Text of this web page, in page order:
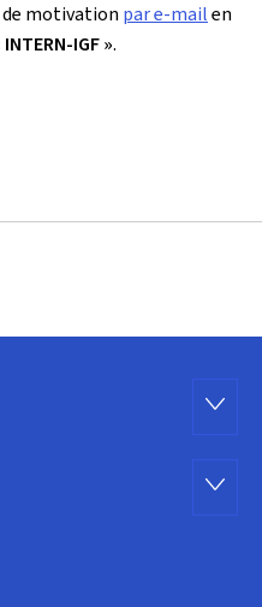
motivation par e-mailen
INTERN-IGF ».